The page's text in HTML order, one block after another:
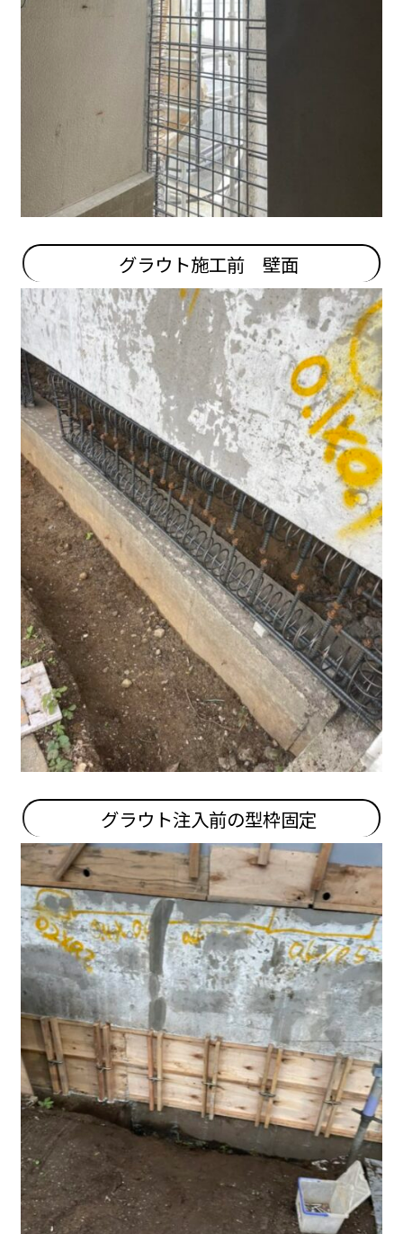
グラウト施工前 壁面
グラウト注入前の型枠固定